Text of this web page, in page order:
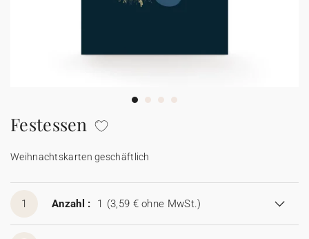
Aufkleber
Festessen
Weihnachtskarten geschäftlich
1 Anzahl : 1 (3,59 € ohne MwSt.)